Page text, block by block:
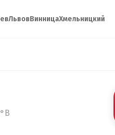
ЛьвовВинницаХмельницкий